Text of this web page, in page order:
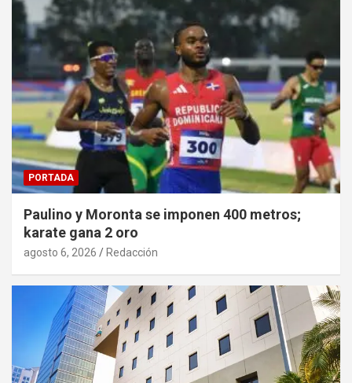
PORTADA
Paulino y Moronta se imponen 400 metros;
karate gana 2 oro
agosto 6, 2026 Redacción